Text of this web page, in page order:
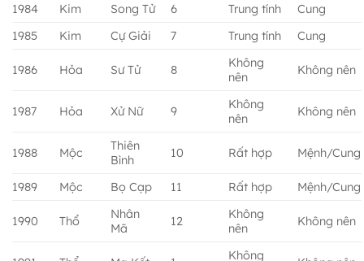
1984 Kim Song Tử 6 Trung tính
Cung
1985
Kim Cự Giải 7 Trung tính Cung
1986 Hỏa Sư Tử 8
Không
nên
Không nên
1987 Hỏa Xử Nữ 9
Không
nên
Không nên
1988 Mộc
Thiên
Bình
10 Rất hợp Mệnh/Cung
1989 Mộc Bọ Cạp 11 Rất hợp Mệnh/Cung
1990 Thổ
Nhân
Mã
12
Không
nên
Không nên
Không